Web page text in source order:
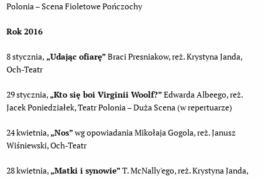
Polonia – Scena Fioletowe Pończochy
Rok 2016
8 stycznia, „Udając ofiarę”Braci Presniakow, reż. Krystyna Janda,
Och-Teatr
29 stycznia, „Kto się boi Virginii Woolf?”Edwarda Albeego, reż.
Jacek Poniedziałek, Teatr Polonia – Duża Scena (w repertuarze)
24 kwietnia, „Nos”wg opowiadania Mikołaja Gogola, reż. Janusz
Wiśniewski, Och-Teatr
28 kwietnia, „Matki i synowie”T. McNally'ego, reż. Krystyna Janda,